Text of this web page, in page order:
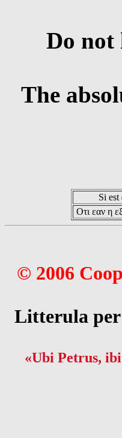
Do not
The
Si
Οτι εαν η
© 2006
Litterula
«Ubi Petrus,